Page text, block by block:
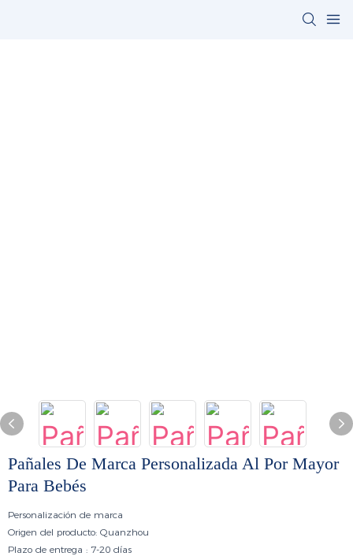
Pañales De Marca Personalizada Al Por Mayor
Para Bebés
Personalización de marca
Origen del producto: Quanzhou
Plazo de entrega : 7-20 días